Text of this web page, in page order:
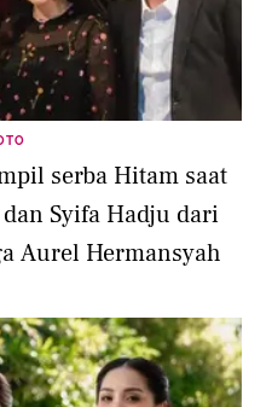
serba Hitam saat
Syifa Hadju dari
Aurel Hermansyah